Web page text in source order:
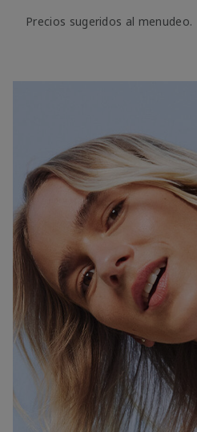
Precios sugeridos al menudeo.